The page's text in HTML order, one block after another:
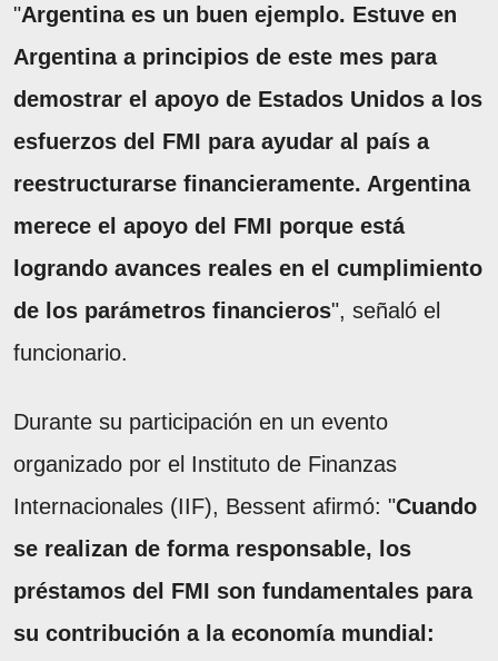
"Argentina es un buen ejemplo. Estuve en
Argentina a principios de este mes para
demostrar el apoyo de Estados Unidos a los
esfuerzos del FMI para ayudar al país a
reestructurarse financieramente. Argentina
merece el apoyo del FMI porque está
logrando avances reales en el cumplimiento
de los parámetros financieros", señaló el
funcionario.
Durante su participación en un evento
organizado por el Instituto de Finanzas
Internacionales (IIF), Bessent afirmó: "Cuando
se realizan de forma responsable, los
préstamos del FMI son fundamentales para
su contribución a la economía mundial: